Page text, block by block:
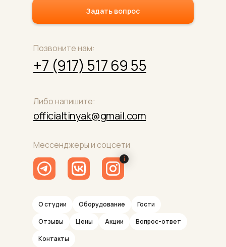
Позвоните нам:
+7 (917) 517 69 55
Задать вопрос
Либо напишите:
Мессенджеры и соцсети
officialtinyak@gmail.com
О студии Оборудование
Гости
Отзывы
Цены Акции
Вопрос-ответ
Контакты